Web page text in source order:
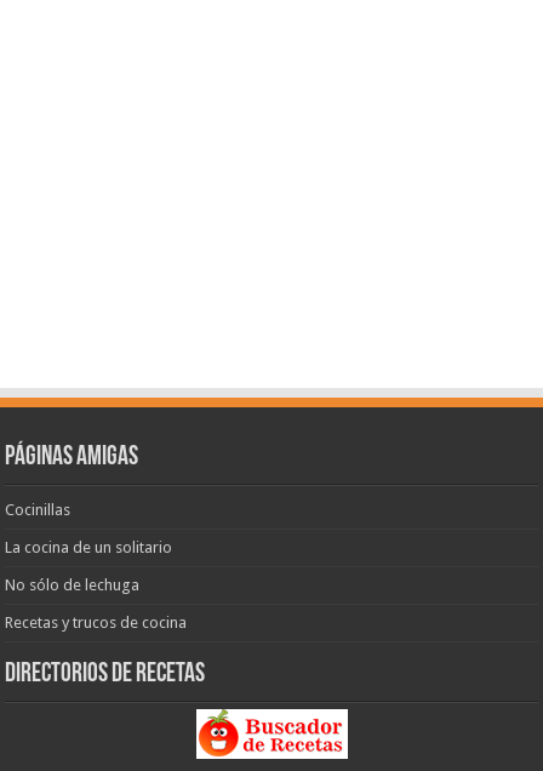
Páginas amigas
Cocinillas
La cocina de un solitario
No sólo de lechuga
Recetas y trucos de cocina
Directorios de recetas